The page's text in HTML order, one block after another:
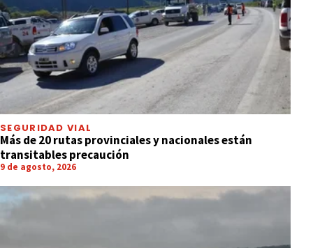
SEGURIDAD VIAL
Más de 20 rutas provinciales y nacionales están
transitables precaución
9 de agosto, 2026